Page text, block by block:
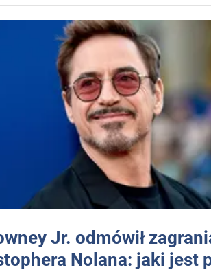
Jr. odmówił
Nolana: jaki jest